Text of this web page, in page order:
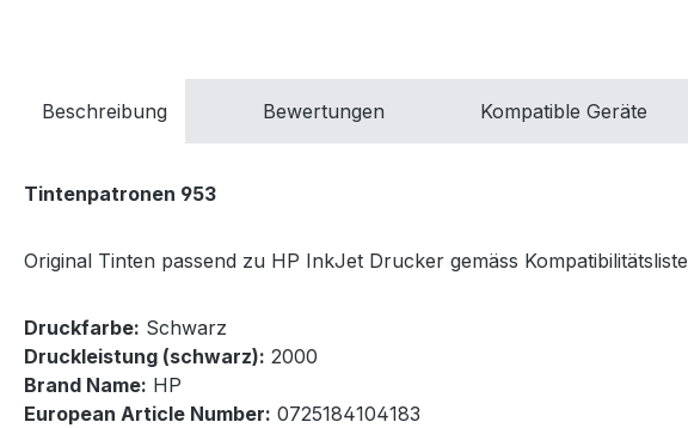
Beschreibung Bewertungen Kompatible Geräte
Tintenpatronen 953
Original Tinten passend zu HP InkJet Drucker gemäss Kompatibilitätsliste
Druckfarbe: Schwarz
Druckleistung (schwarz): 2000
Brand Name: HP
European Article Number: 0725184104183